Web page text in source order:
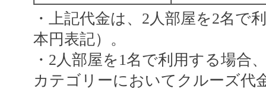
・上記代金は、2人部屋を2名で
本円表記）。
・2人部屋を1名で利用する場合
カテゴリーにおいてクルーズ代